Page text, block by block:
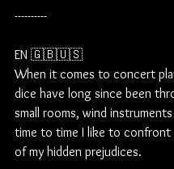
----------
EN 🇬🇧🇺🇸
When it comes to concert
dice have long since been
small rooms, wind
time to time I like to
of my hidden prejudices.